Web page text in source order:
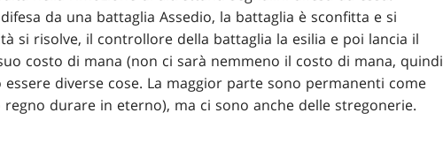
da una battaglia Assedio, la battaglia è sconfitta e si
si risolve, il controllore della battaglia la esilia e poi lancia il
costo di mana (non ci sarà nemmeno il costo di mana, quindi
diverse cose. La maggior parte sono permanenti come
durare in eterno), ma ci sono anche delle stregonerie.